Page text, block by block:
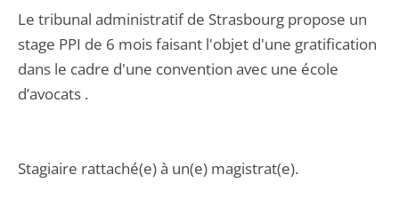
Le tribunal administratif de Strasbourg propose un
stage PPI de 6 mois faisant l'objet d'une gratification
dans le cadre d'une convention avec une école
d’avocats .
Stagiaire rattaché(e) à un(e) magistrat(e).